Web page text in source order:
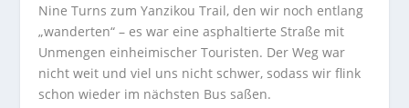
Nine Turns zum Yanzikou Trail, den wir noch entlang
„wanderten“ – es war eine asphaltierte Straße mit
Unmengen einheimischer Touristen. Der Weg war
nicht weit und viel uns nicht schwer, sodass wir flink
schon wieder im nächsten Bus saßen.